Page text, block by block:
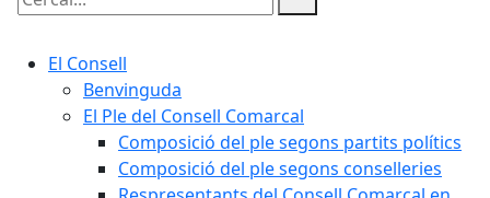
Cercar:
El Consell
Benvinguda
El Ple del Consell Comarcal
Composició del ple segons partits polítics
Composició del ple segons conselleries